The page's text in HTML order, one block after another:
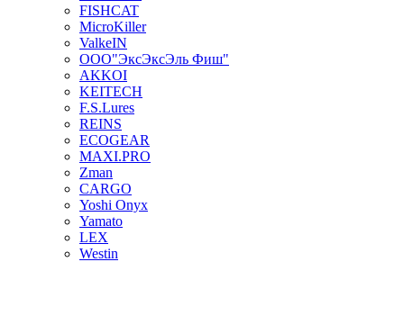
FISHCAT
MicroKiller
ValkeIN
ООО"ЭксЭксЭль Фиш"
AKKOI
KEITECH
F.S.Lures
REINS
ECOGEAR
MAXI.PRO
Zman
CARGO
Yoshi Onyx
Yamato
LEX
Westin